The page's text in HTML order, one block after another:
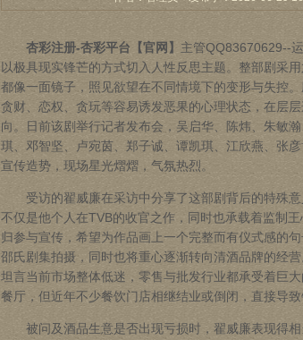
杏彩注册-杏彩平台【官网】 主管QQ83670629--
以极具现实锋芒的方式切入人性反思主题。整部剧采
都像一面镜子，照见欲望在不同情境下的变形与失控
贪财、恋权、贪玩等容易诱发恶果的心理状态，在层
向。日前该剧举行记者发布会，吴启华、陈炜、朱敏
琪、邓智坚、卢宛茵、郑子诚、谭凯琪、江欣燕、张
宣传造势，现场星光熠熠，气氛热烈。
受访的翟威廉在采访中分享了这部剧背后的特殊意
不仅是他个人在TVB的收官之作，同时也承载着监制
归参与宣传，希望为作品画上一个完整而有仪式感的
邵氏剧集拍摄，同时也将重心逐渐转向清酒品牌的经
坦言当前市场整体低迷，零售与批发行业都承受着巨
餐厅，但近年不少餐饮门店相继结业或倒闭，直接导
被问及酒品生意是否出现亏损时，翟威廉表现得相